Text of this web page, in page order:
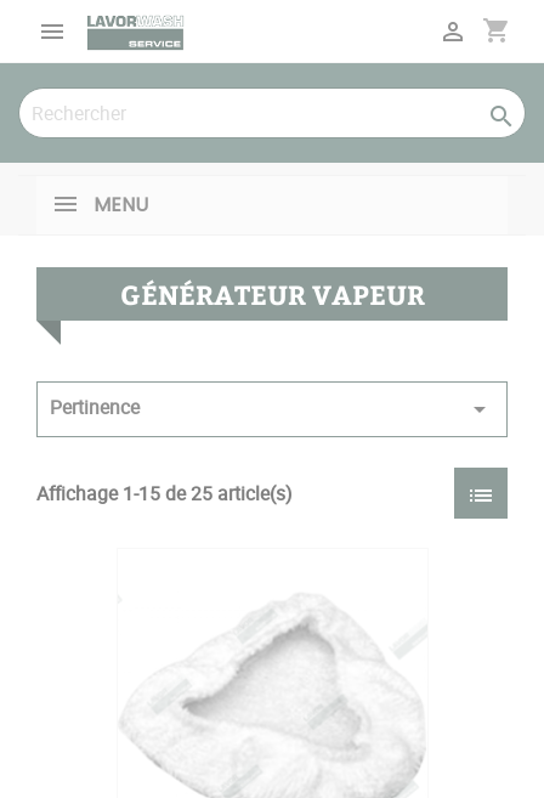
 shopping_cart


MENU
GÉNÉRATEUR VAPEUR
Pertinence 
Affichage 1-15 de 25 article(s) list
Panneau de gestion des cookies